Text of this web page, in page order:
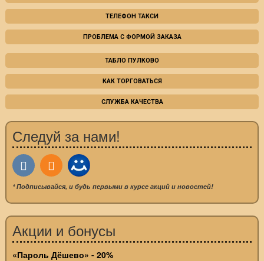
ТЕЛЕФОН ТАКСИ
ПРОБЛЕМА С ФОРМОЙ ЗАКАЗА
ТАБЛО ПУЛКОВО
КАК ТОРГОВАТЬСЯ
СЛУЖБА КАЧЕСТВА
Следуй за нами!
* Подписывайся, и будь первыми в курсе акций и новостей!
Акции и бонусы
«Пароль Дёшево» - 20%